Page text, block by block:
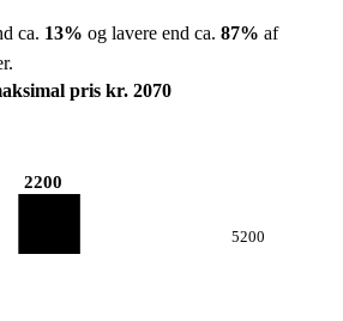
ca. 13% og lavere end ca. 87% af
pris kr. 2070
2200
5200